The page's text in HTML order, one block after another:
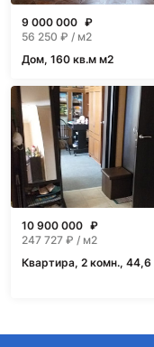
9 000 000 ₽
56 250 ₽ / м2
Дом, 160 кв.м м2
10 900 000 ₽
247 727 ₽ / м2
Квартира, 2 комн., 44,6